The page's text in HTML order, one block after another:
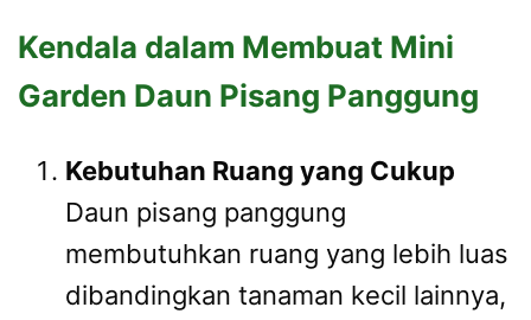
Kendala dalam Membuat Mini
Garden Daun Pisang Panggung
Kebutuhan Ruang yang Cukup
Daun pisang panggung
membutuhkan ruang yang lebih luas
dibandingkan tanaman kecil lainnya,